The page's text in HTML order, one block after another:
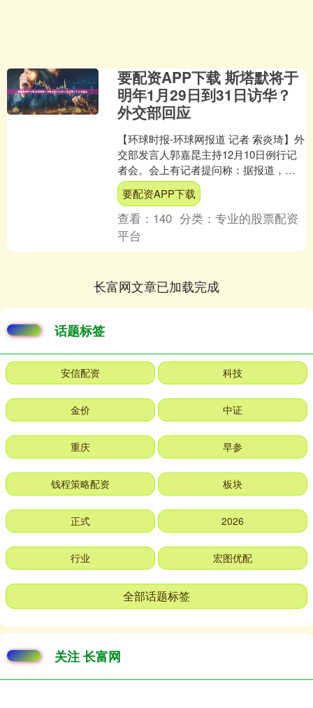
要配资APP下载 斯塔默将于
明年1月29日到31日访华？
外交部回应
【环球时报-环球网报道 记者 索炎琦】外
交部发言人郭嘉昆主持12月10日例行记
者会。会上有记者提问称：据报道，英
国首相斯塔默将于明年1月29日到31日访
华，将到....
要配资APP下载
查看： 140 分类：专业的股票配资
平台
长富网文章已加载完成
话题标签
安信配资 科技
金价 中证
重庆 早参
钱程策略配资 板块
正式 2026
行业 宏图优配
全部话题标签
关注 长富网